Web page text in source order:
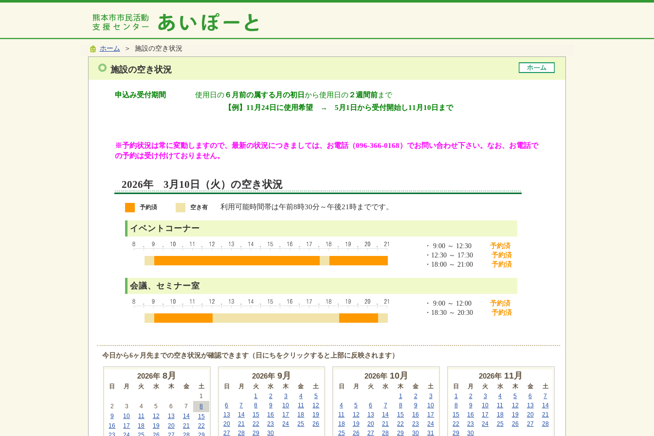
ホーム ＞ 施設の空き状況
施設の空き状況
申込み受付期間 使用日の６月前の属する月の初日から使用日の ２週間前まで
【例】11月24日に使用希望 → 5月1日から受付開始し11月10日まで
※予約状況は常に変動しますので、最新の状況につきましては、お電話（096-366-0168）でお問い合わせ下さい。なお、お電話で
の予約は受け付けておりません。
2026年 3月10日（火）の空き状況
予約済 空き有 利用可能時間帯は午前8時30分～午後21時までです。
イベントコーナー
・ 9:00 ～ 12:30
予約済
・12:30 ～ 17:30
予約済
・18:00 ～ 21:00
予約済
会議、セミナー室
・ 9:00 ～ 12:00
予約済
・18:30 ～ 20:30
予約済
今日から6ヶ月先までの空き状況が確認できます（日にちをクリックすると上部に反映されます）
2026年 8月
日 月 火 水 木 金
土
1
2
3 4 5 6 7
8
9
10 11 12 13 14
15
16
17 18 19 20 21
22
2026年 9月
日 月 火 水 木 金
土
1
2 3 4
5
6
7 8 9 10 11
12
13
14 15 16 17 18
19
20
21 22 23 24 25
26
27
28 29 30
2026年 10月
日 月 火 水 木 金
土
1
2
3
4
5 6 7 8 9
10
11
12 13 14 15 16
17
18
19 20 21 22 23
24
25
26 27 28 29 30 31
2026年 11月
日 月 火 水 木 金
土
1
2 3 4 5 6
7
8
9 10 11 12 13
14
15
16 17 18 19 20
21
22
23 24 25 26 27
28
29
30